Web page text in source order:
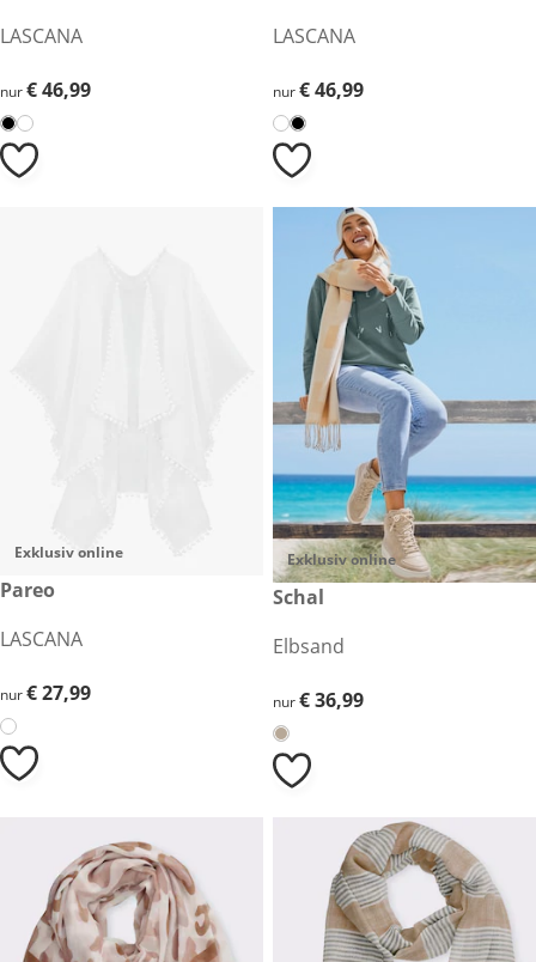
LASCANA
€ 46,99
nur€ 46,99
LASCANA
€ 46,99
nur€ 46,99
Exklusiv online
€ 27,99
Pareo
LASCANA
€ 27,99
nur€ 27,99
Exklusiv online
€ 36,99
Schal
Elbsand
€ 36,99
nur€ 36,99